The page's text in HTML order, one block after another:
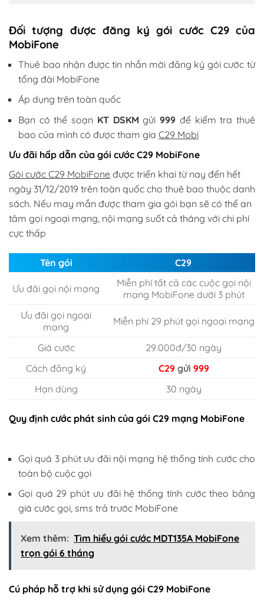
Đối tượng được đăng ký gói cước C29 của
MobiFone
Thuê bao nhận được tin nhắn mời đăng ký gói cước từ
tổng đài MobiFone
Áp dụng trên toàn quốc
Bạn có thể soạn KT DSKM gửi999 để kiểm tra thuê
bao của mình có được tham gia C29 Mobi
Ưu đãi hấp dẫn của gói cước C29 MobiFone
Gói cước C29 MobiFone được triển khai từ nay đến hết
ngày 31/12/2019 trên toàn quốc cho thuê bao thuộc danh
sách. Nếu may mắn được tham gia gói bạn sẽ có thể an
tâm gọi ngoại mạng, nội mạng suốt cả tháng với chi phí
cực thấp
Tên gói C29
Ưu đãi gọi nội mạng
Miễn phí tất cả các cuộc gọi nội
mạng MobiFone dưới 3 phút
Ưu đãi gọi ngoại
mạng
Miễn phí 29 phút gọi ngoại mạng
Giá cước
29.000đ/30 ngày
Cách đăng ký
C29 gửi 999
Hạn dùng
30 ngày
Quy định cước phát sinh của gói C29 mạng MobiFone
Gọi quá 3 phút ưu đãi nội mạng hệ thống tính cước cho
toàn bộ cuộc gọi
Gọi quá 29 phút ưu đãi hệ thống tính cước theo bảng
giá cước gọi, sms trả trước MobiFone
Xem thêm: Tìm hiểu gói cước MDT135A MobiFone
trọn gói 6 tháng
Cú pháp hỗ trợ khi sử dụng gói C29 MobiFone